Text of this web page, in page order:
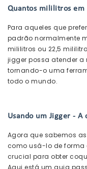
Quantos mililitros em
Para aqueles que
padrão normalmente
mililitros ou 22,5
jigger possa atender a
tornando-o uma
todo o mundo.
Usando um Jigger -
Agora que sabemos
como usá-lo de forma
crucial para obter